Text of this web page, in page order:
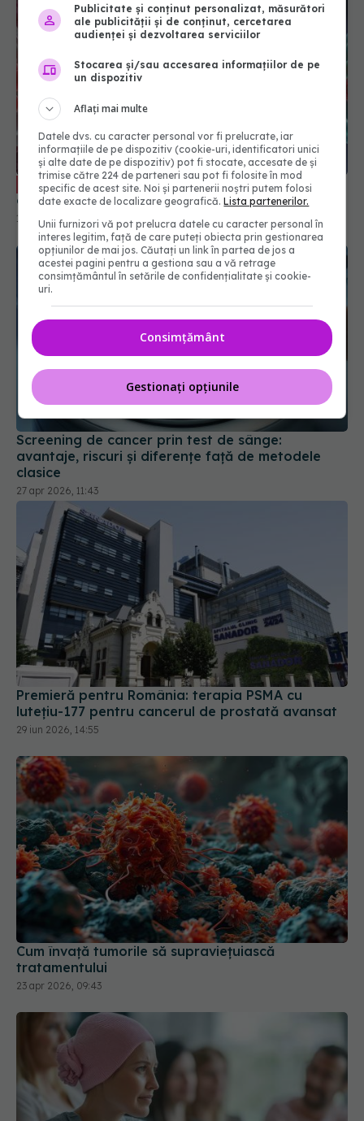
EXCLUSIV Cancerul în stadiul 4: informații
esențiale despre supraviețuire și remisia bolii
19 apr 2026, 21:50
Screening de cancer prin test de sânge:
avantaje, riscuri și diferențe față de metodele
clasice
27 apr 2026, 11:43
Premieră pentru România: terapia PSMA cu
lutețiu-177 pentru cancerul de prostată avansat
29 iun 2026, 14:55
Cum învață tumorile să supraviețuiască
tratamentului
23 apr 2026, 09:43
Publicitate și conținut personalizat, măsurători
ale publicității și de conținut, cercetarea
audienței și dezvoltarea serviciilor
Stocarea și/sau accesarea informațiilor de pe
un dispozitiv
Aflați mai multe
Datele dvs. cu caracter personal vor fi prelucrate, iar
informațiile de pe dispozitiv (cookie-uri, identificatori unici
și alte date de pe dispozitiv) pot fi stocate, accesate de și
trimise către 224 de parteneri sau pot fi folosite în mod
specific de acest site. Noi și partenerii noștri putem folosi
date exacte de localizare geografică.Lista partenerilor.
Unii furnizori vă pot prelucra datele cu caracter personal în
interes legitim, față de care puteți obiecta prin gestionarea
opțiunilor de mai jos. Căutați un link în partea de jos a
acestei pagini pentru a gestiona sau a vă retrage
consimțământul în setările de confidențialitate și cookie-
uri.
Consimțământ
Gestionați opțiunile